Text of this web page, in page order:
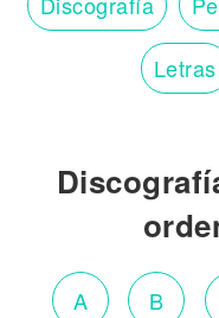
Letras
A B